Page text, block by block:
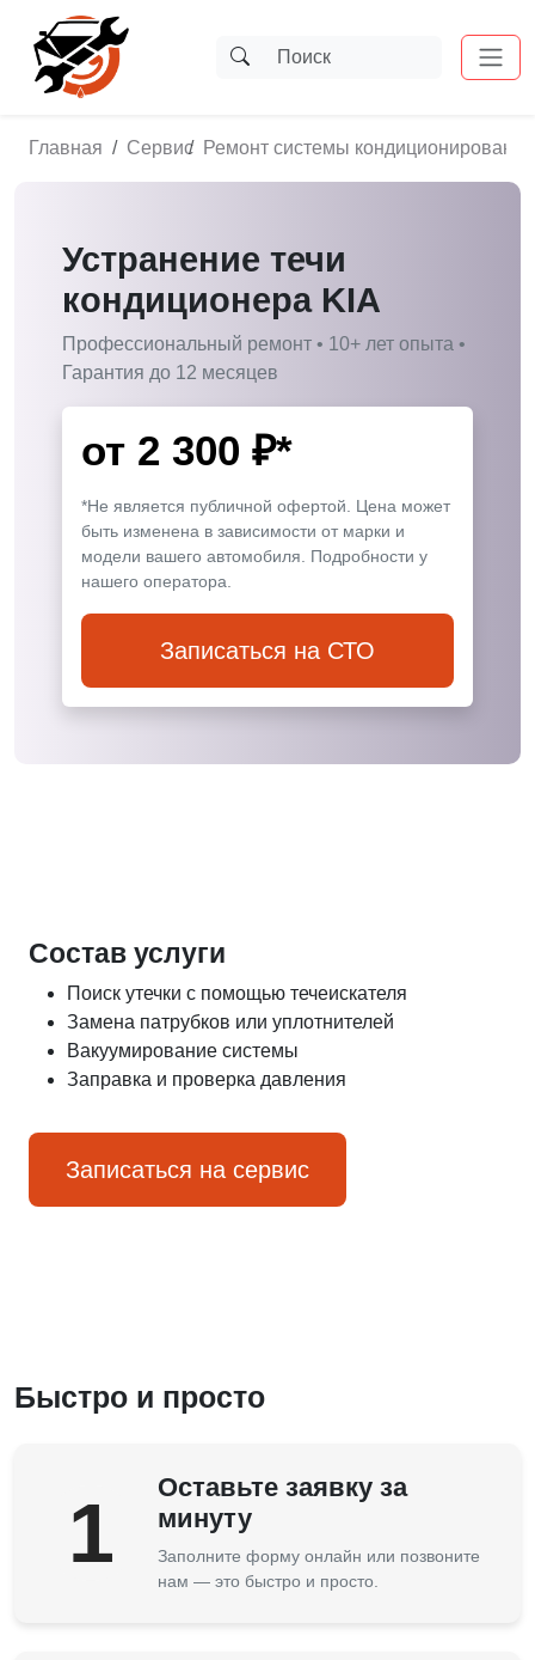
Главная Сервис Ремонт системы
Устранение течи
кондиционера KIA
Профессиональный ремонт • 10+ лет опыта •
Гарантия до 12 месяцев
от 2 300 ₽*
*Не является публичной офертой. Цена может
быть изменена в зависимости от марки и
модели вашего автомобиля. Подробности у
нашего оператора.
Записаться на СТО
Состав услуги
Поиск утечки с помощью течеискателя
Замена патрубков или уплотнителей
Вакуумирование системы
Заправка и проверка давления
Записаться на сервис
Быстро и просто
1
Оставьте заявку за
минуту
Заполните форму онлайн или позвоните
нам — это быстро и просто.